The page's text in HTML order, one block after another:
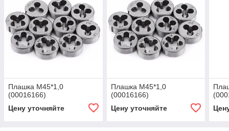
Плашка М45*1,0
(00016166)
Цену уточняйте
Плашка М45*1,0
(00016166)
Цену уточняйте